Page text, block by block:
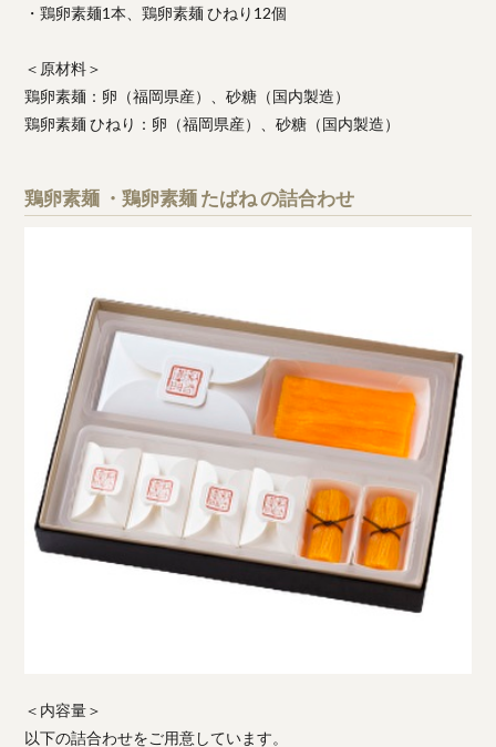
・鶏卵素麺1本、鶏卵素麺 ひねり12個
＜原材料＞
鶏卵素麺：卵（福岡県産）、砂糖（国内製造）
鶏卵素麺 ひねり：卵（福岡県産）、砂糖（国内製造）
鶏卵素麺 ・鶏卵素麺 たばね の詰合わせ
＜内容量＞
以下の詰合わせをご用意しています。